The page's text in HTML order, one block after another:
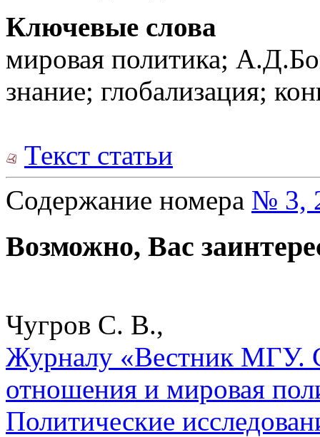
Ключевые слова
мировая политика;
знание; глобализация;
Текст статьи
Содержание номера № 3,
Возможно, Вас
Чугров С. В.,
Журналу «Вестник МГУ.
отношения и мировая
Политические